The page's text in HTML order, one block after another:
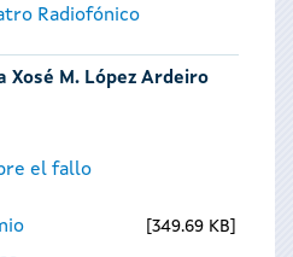
Radiofónico
Xosé M. López Ardeiro
el fallo
349.69 KB